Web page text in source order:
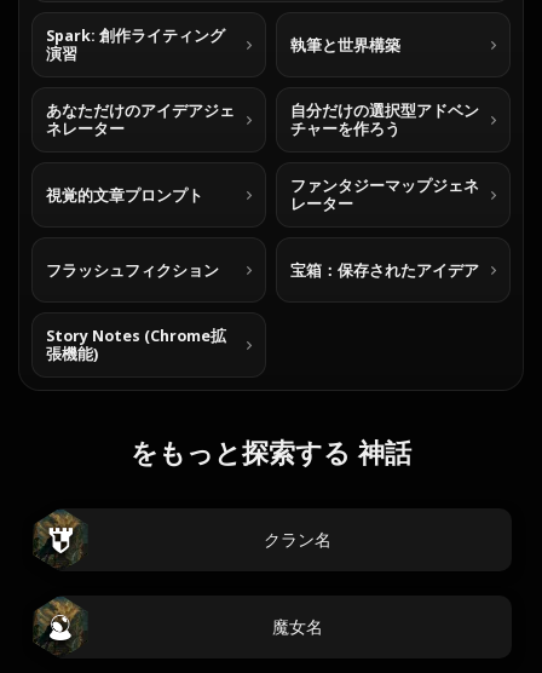
Spark: 創作ライティング
演習
執筆と世界構築
あなただけのアイデアジェ
ネレーター
自分だけの選択型アドベン
チャーを作ろう
視覚的文章プロンプト
ファンタジーマップジェネ
レーター
フラッシュフィクション 宝箱：保存されたアイデア
Story Notes (Chrome拡
張機能)
をもっと探索する 神話
クラン名
魔女名